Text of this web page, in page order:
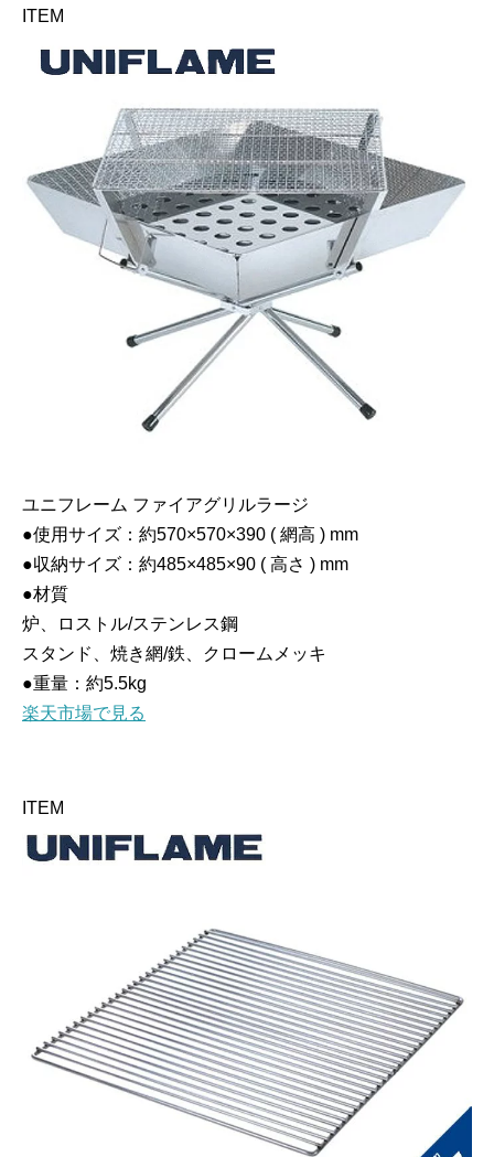
ITEM
ユニフレーム ファイアグリルラージ
●使用サイズ：約570×570×390 ( 網高 ) mm
●収納サイズ：約485×485×90 ( 高さ ) mm
●材質
炉、ロストル/ステンレス鋼
スタンド、焼き網/鉄、クロームメッキ
●重量：約5.5kg
楽天市場で見る
ITEM